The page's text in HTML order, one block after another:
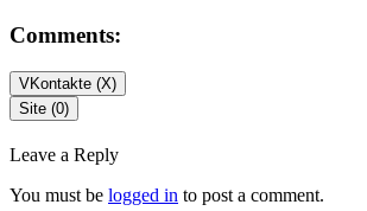
Comments:
VKontakte (X)
Site (0)
Leave a Reply
You must be logged in to post a comment.